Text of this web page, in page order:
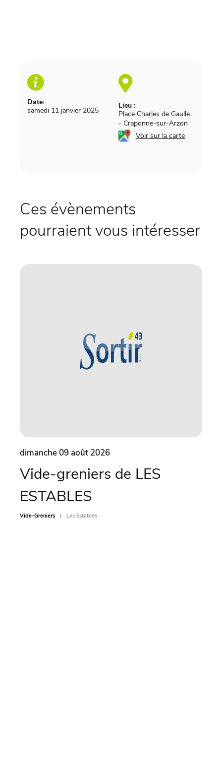
Date:
samedi 11 janvier 2025
Lieu :
Place Charles de Gaulle.
- Craponne-sur-Arzon
Voir sur la carte
Ces évènements
pourraient vous intéresser
dimanche 09 août 2026
Vide-greniers de LES
ESTABLES
Vide-Greniers Les Estables